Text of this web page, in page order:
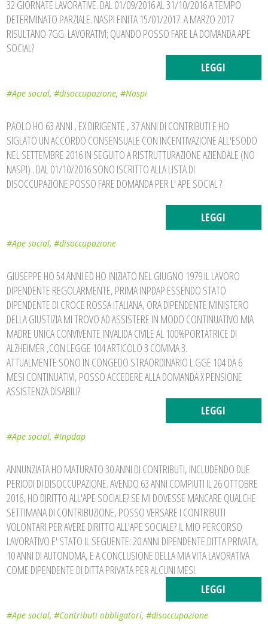
32 GIORNATE LAVORATIVE. DAL 01/09/2016 AL 31/10/2016 A TEMPO
DETERMINATO PARZIALE. NASPI FINITA 15/01/2017. A MARZO 2017
RISULTANO 7GG. LAVORATIVI; QUANDO POSSO FARE LA DOMANDA APE
SOCIAL?
LEGGI
#Ape social,#disoccupazione,#Naspi
PAOLO HO 63 ANNI , EX DIRIGENTE , 37 ANNI DI CONTRIBUTI E HO
SIGLATO UN ACCORDO CONSENSUALE CON INCENTIVAZIONE ALL'ESODO
NEL SETTEMBRE 2016 IN SEGUITO A RISTRUTTURAZIONE AZIENDALE (NO
NASPI) . DAL 01/10/2016 SONO ISCRITTO ALLA LISTA DI
DISOCCUPAZIONE.POSSO FARE DOMANDA PER L' APE SOCIAL ?
LEGGI
#Ape social,#disoccupazione
GIUSEPPE HO 54 ANNI ED HO INIZIATO NEL GIUGNO 1979 IL LAVORO
DIPENDENTE REGOLARMENTE, PRIMA INPDAP ESSENDO STATO
DIPENDENTE DI CROCE ROSSA ITALIANA, ORA DIPENDENTE MINISTERO
DELLA GIUSTIZIA MI TROVO AD ASSISTERE IN MODO CONTINUATIVO MIA
MADRE UNICA CONVIVENTE INVALIDA CIVILE AL 100%PORTATRICE DI
ALZHEIMER ,CON LEGGE 104 ARTICOLO 3 COMMA 3.
ATTUALMENTE SONO IN CONGEDO STRAORDINARIO L.GGE 104 DA 6
MESI CONTINUATIVI, POSSO ACCEDERE ALLA DOMANDA X PENSIONE
ASSISTENZA DISABILI?
LEGGI
#Ape social,#Inpdap
ANNUNZIATA HO MATURATO 30 ANNI DI CONTRIBUTI, INCLUDENDO DUE
PERIODI DI DISOCCUPAZIONE. AVENDO 63 ANNI COMPIUTI IL 26 OTTOBRE
2016, HO DIRITTO ALL'APE SOCIALE? SE MI DOVESSE MANCARE QUALCHE
SETTIMANA DI CONTRIBUZIONE, POSSO VERSARE I CONTRIBUTI
VOLONTARI PER AVERE DIRITTO ALL'APE SOCIALE? IL MIO PERCORSO
LAVORATIVO E' STATO IL SEGUENTE: 20 ANNI DIPENDENTE DITTA PRIVATA,
10 ANNI DI AUTONOMA, E A CONCLUSIONE DELLA MIA VITA LAVORATIVA
COME DIPENDENTE DI DITTA PRIVATA PER ALCUNI MESI.
LEGGI
#Ape social,#Contributi obbligatori,#disoccupazione